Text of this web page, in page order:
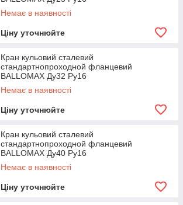
Немає в наявності
Ціну уточнюйте
Кран кульовий сталевий
стандартнопроходной фланцевий
BALLOMAX Ду32 Ру16
Немає в наявності
Ціну уточнюйте
Кран кульовий сталевий
стандартнопроходной фланцевий
BALLOMAX Ду40 Ру16
Немає в наявності
Ціну уточнюйте